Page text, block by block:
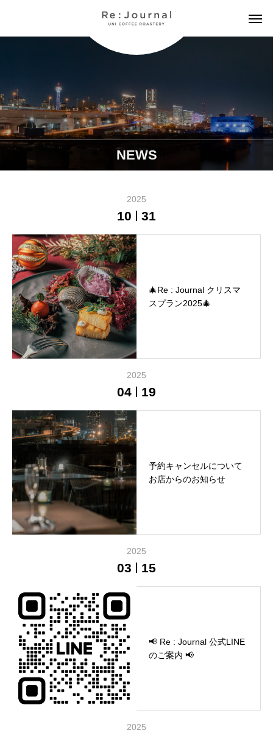
NEWS
2025
10 31
🎄Re : Journal クリスマ
スプラン2025🎄
2025
04 19
予約キャンセルについて
お店からのお知らせ
2025
03 15
📢 Re : Journal 公式LINE
のご案内 📢
2025